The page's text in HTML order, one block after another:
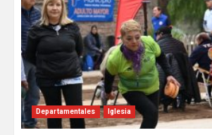
Departamentales Iglesia